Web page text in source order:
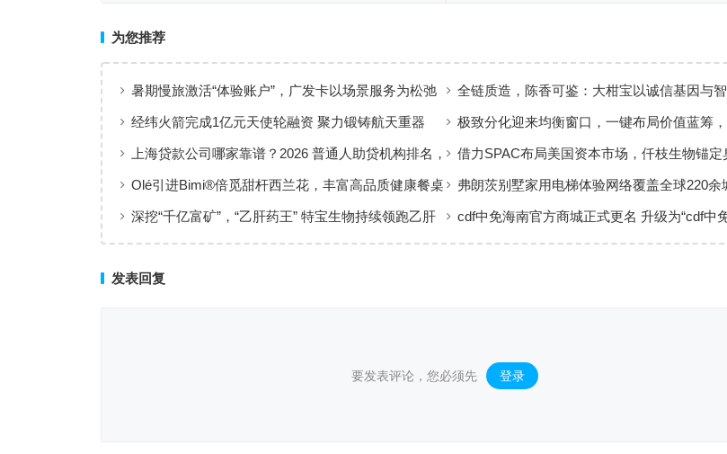
为您推荐
暑期慢旅激活“体验账户”，广发卡以场景服务为松弛
出行添彩
全链质造，陈香可鉴：大柑宝以诚信基因与
准，定义新会陈皮高质量发展
经纬火箭完成1亿元天使轮融资 聚力锻铸航天重器
极致分化迎来均衡窗口，一键布局价值蓝筹
ETF华夏火热开售
上海贷款公司哪家靠谱？2026 普通人助贷机构排名，
工薪族借钱选择指南
借力SPAC布局美国资本市场，仟枝生物锚定
菌黄金赛道
Olé引进Bimi®倍觅甜杆西兰花，丰富高品质健康餐桌
新选择
弗朗茨别墅家用电梯体验网络覆盖全球220余
何实现高效服务响应
深挖“千亿富矿”，“乙肝药王” 特宝生物持续领跑乙肝
cdf中免海南官方商城正式更名 升级为“cdf中
发表回复
要发表评论，您必须先 登录 。